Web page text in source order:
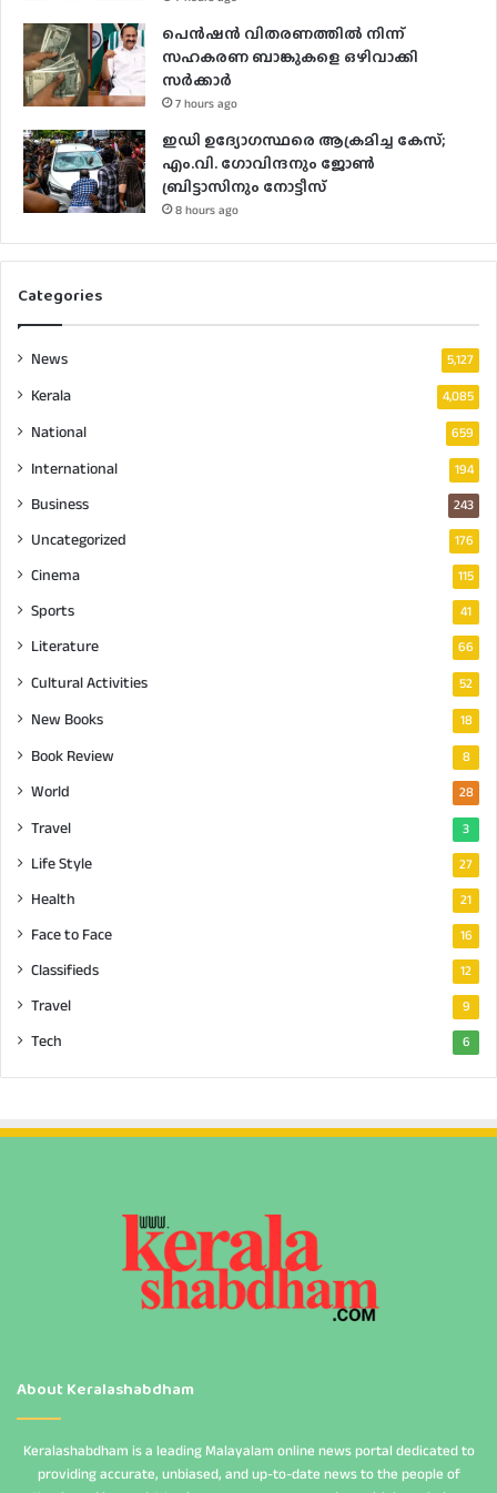
പെൻഷൻ വിതരണത്തിൽ നിന്ന്
സഹകരണ ബാങ്കുകളെ ഒഴിവാക്കി
സർക്കാർ
7 hours ago
ഇഡി ഉദ്യോഗസ്ഥരെ ആക്രമിച്ച കേസ്;
എം.വി. ഗോവിന്ദനും ജോൺ
ബ്രിട്ടാസിനും നോട്ടീസ്
8 hours ago
Categories
News 5,127
Kerala 4,085
National 659
International 194
Business 243
Uncategorized 176
Cinema 115
Sports 41
Literature 66
Cultural Activities 52
New Books 18
Book Review 8
World 28
Travel 3
Life Style 27
Health 21
Face to Face 16
Classifieds 12
Travel 9
Tech 6
About Keralashabdham
Keralashabdham is a leading Malayalam online news portal dedicated to
providing accurate, unbiased, and up-to-date news to the people of